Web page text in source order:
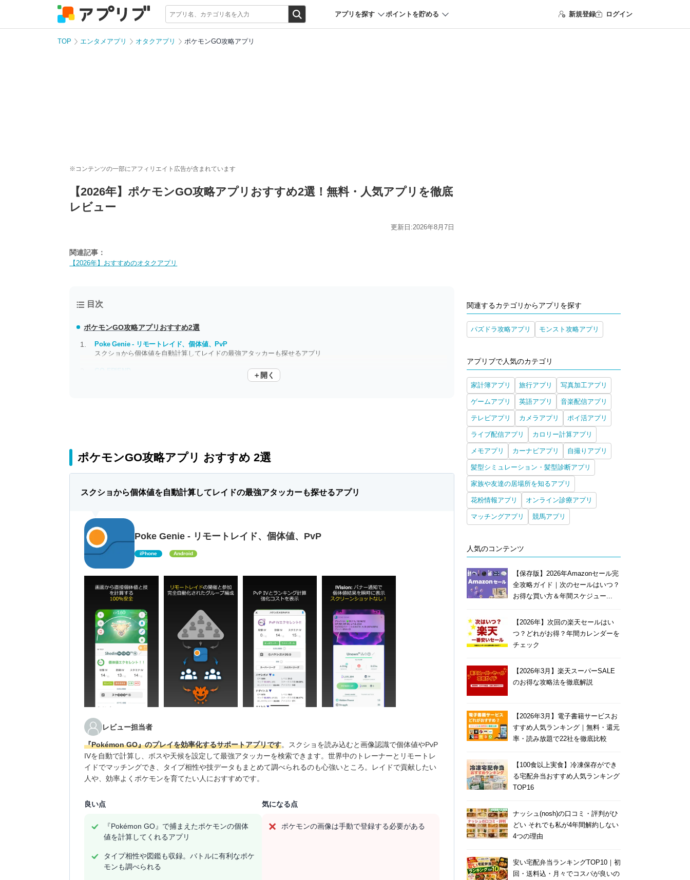
アプリを探す ポイントを貯める 新規登録 ログイン
TOP エンタメアプリ オタクアプリ ポケモンGO攻略アプリ
※コンテンツの一部にアフィリエイト広告が含まれています
【2026年】ポケモンGO攻略アプリおすすめ2選！無料・人気アプリを徹底
レビュー
更新日:2026年8月7日
関連記事：
【2026年】おすすめのオタクアプリ
目次
ポケモンGO攻略アプリおすすめ2選
Poke Genie - リモートレイド、個体値、PvP
スクショから個体値を自動計算してレイドの最強アタッカーも探せるアプリ
レイドをつなぐ交流ツール 世界中のバトルに参加できるマルチ掲示板
＋開く
ポケモンGO攻略アプリ おすすめ 2選
スクショから個体値を自動計算してレイドの最強アタッカーも探せるアプリ
Poke Genie - リモートレイド、個体値、PvP
iPhone Android
レビュー担当者
『Pokémon GO』のプレイを効率化するサポートアプリです。スクショを読み込むと画像認識で個体値やPvP
IVを自動で計算し、ボスや天候を設定して最強アタッカーを検索できます。世界中のトレーナーとリモートレ
イドでマッチングでき、タイプ相性や技データもまとめて調べられるのも心強いところ。レイドで貢献したい
人や、効率よくポケモンを育てたい人におすすめです。
良い点
『Pokémon GO』で捕まえたポケモンの個体
値を計算してくれるアプリ
タイプ相性や図鑑も収録。バトルに有利なポケ
モンも調べられる
気になる点
ポケモンの画像は手動で登録する必要がある
関連するカテゴリからアプリを探す
パズドラ攻略アプリ モンスト攻略アプリ
アプリブで人気のカテゴリ
家計簿アプリ 旅行アプリ 写真加工アプリ
ゲームアプリ 英語アプリ 音楽配信アプリ
テレビアプリ カメラアプリ ポイ活アプリ
ライブ配信アプリ カロリー計算アプリ
メモアプリ カーナビアプリ 自撮りアプリ
髪型シミュレーション・髪型診断アプリ
家族や友達の居場所を知るアプリ
花粉情報アプリ オンライン診療アプリ
マッチングアプリ 競馬アプリ
人気のコンテンツ
【保存版】2026年Amazonセール完
全攻略ガイド｜次のセールはいつ？
お得な買い方＆年間スケジュー...
【2026年】次回の楽天セールはい
つ？どれがお得？年間カレンダーを
チェック
【2026年3月】楽天スーパーSALE
のお得な攻略法を徹底解説
【2026年3月】電子書籍サービスお
すすめ人気ランキング｜無料・還元
率・読み放題で22社を徹底比較
【100食以上実食】冷凍保存ができ
る宅配弁当おすすめ人気ランキング
TOP16
ナッシュ(nosh)の口コミ・評判がひ
どい それでも私が4年間解約しない
4つの理由
安い宅配弁当ランキングTOP10｜初
回・送料込・月々でコスパが良いの